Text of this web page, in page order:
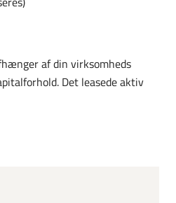
af din virksomheds
Det leasede aktiv